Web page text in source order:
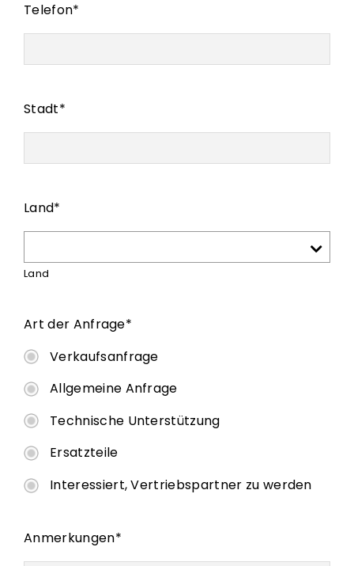
Telefon*
Stadt*
Land*
Land
Art der Anfrage*
Verkaufsanfrage
Allgemeine Anfrage
Technische Unterstützung
Ersatzteile
Interessiert, Vertriebspartner zu werden
Anmerkungen*